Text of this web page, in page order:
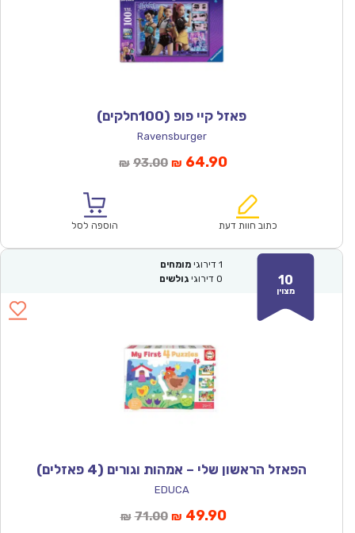
פאזל קיי פופ (100חלקים)
Ravensburger
₪ 93.00המחיר
₪93.00.
₪ 64.90המחיר
הוא:
כתוב חוות דעת הוספה לסל
10
מצוין
1 דירוגי מומחים
0 דירוגי גולשים
הפאזל הראשון שלי – אמהות וגורים (4 פאזלים)
EDUCA
₪ 71.00המחיר
₪ 49.90המחיר